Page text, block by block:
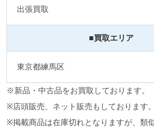
出張買取
■買取エリア
東京都練馬区
※新品・中古品をお買取しております。
※店頭販売、ネット販売もしております。
※掲載商品は在庫切れとなりますが、類